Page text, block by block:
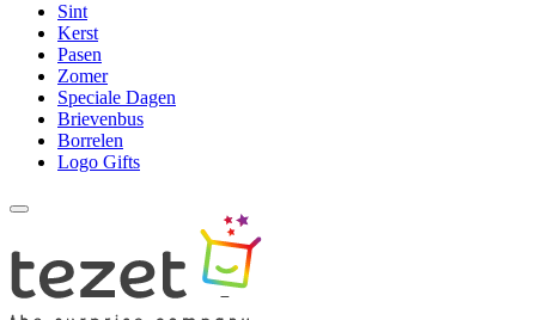
Sint
Kerst
Pasen
Zomer
Speciale Dagen
Brievenbus
Borrelen
Logo Gifts